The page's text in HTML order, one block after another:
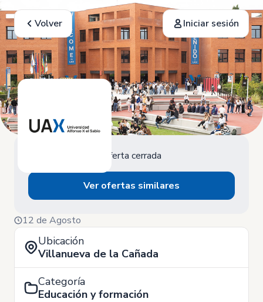
Volver Iniciar sesión
Oferta cerrada
Ver ofertas similares
12 de Agosto
Ubicación
Villanueva de la Cañada
Categoría
Educación y formación